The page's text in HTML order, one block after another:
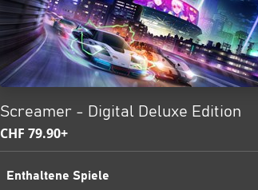
Screamer - Digital Deluxe Edition
CHF 79.90+
Enthaltene Spiele